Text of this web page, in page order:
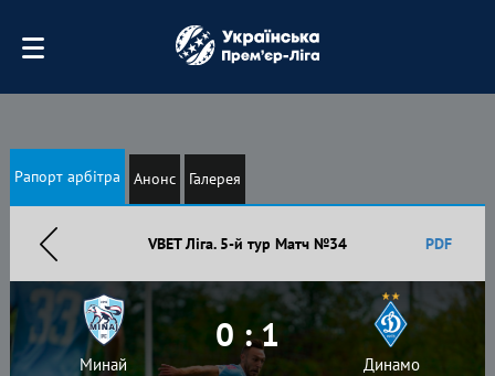
Рапорт арбітра Анонс Галерея
VBET Ліга. 5-й тур Матч №34 PDF
Минай
0 : 1
Динамо